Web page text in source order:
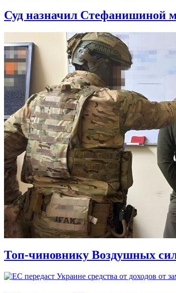
Суд назначил Стефанишиной
Топ-чиновнику Воздушных сил